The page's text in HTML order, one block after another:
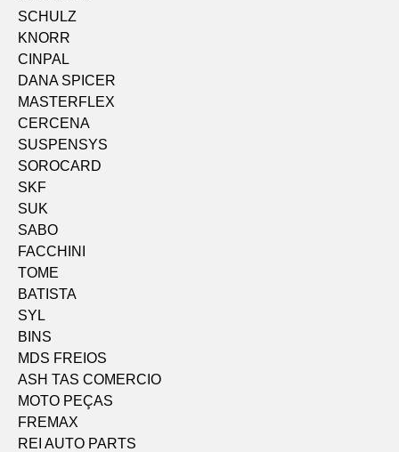
SCHULZ
KNORR
CINPAL
DANA SPICER
MASTERFLEX
CERCENA
SUSPENSYS
SOROCARD
SKF
SUK
SABO
FACCHINI
TOME
BATISTA
SYL
BINS
MDS FREIOS
ASH TAS COMERCIO
MOTO PEÇAS
FREMAX
REI AUTO PARTS